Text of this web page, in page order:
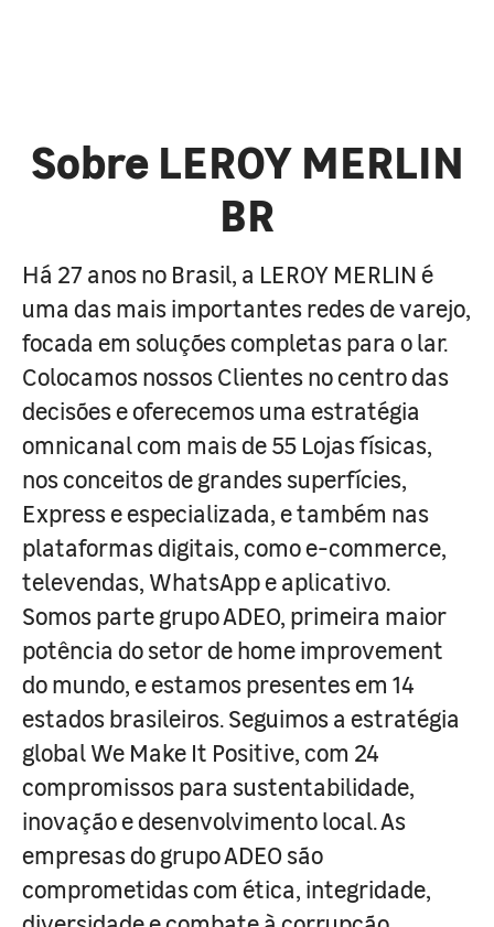
Sobre LEROY MERLIN
BR
Há 27 anos no Brasil, a LEROY MERLIN é
uma das mais importantes redes de varejo,
focada em soluções completas para o lar.
Colocamos nossos Clientes no centro das
decisões e oferecemos uma estratégia
omnicanal com mais de 55 Lojas físicas,
nos conceitos de grandes superfícies,
Express e especializada, e também nas
plataformas digitais, como e-commerce,
televendas, WhatsApp e aplicativo.
Somos parte grupo ADEO, primeira maior
potência do setor de home improvement
do mundo, e estamos presentes em 14
estados brasileiros. Seguimos a estratégia
global We Make It Positive, com 24
compromissos para sustentabilidade,
inovação e desenvolvimento local. As
empresas do grupo ADEO são
comprometidas com ética, integridade,